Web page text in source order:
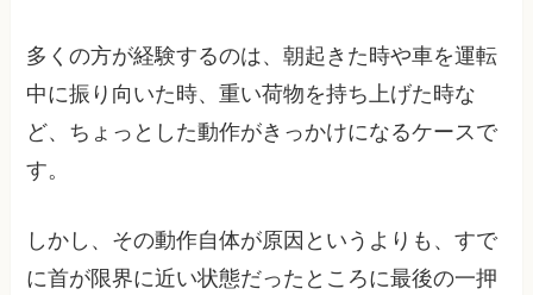
多くの方が経験するのは、朝起きた時や車を運転
中に振り向いた時、重い荷物を持ち上げた時な
ど、ちょっとした動作がきっかけになるケースで
す。
しかし、その動作自体が原因というよりも、すで
に首が限界に近い状態だったところに最後の一押